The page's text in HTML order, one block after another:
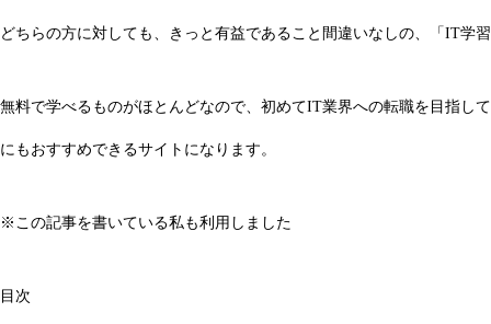
どちらの方に対しても、きっと有益であること間違いなしの、「IT学
無料で学べるものがほとんどなので、初めてIT業界への転職を目指し
にもおすすめできるサイトになります。
※この記事を書いている私も利用しました
目次